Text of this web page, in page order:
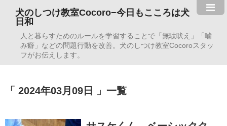
犬のしつけ教室Cocoro−今日もこころは犬
日和
人と暮らすためのルールを学習することで「無駄吠え」「噛
み癖」などの問題行動を改善。犬のしつけ教室Cocoroスタッ
フがお伝えします。
2024年03月09日 一覧